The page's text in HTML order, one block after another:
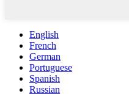
English
French
German
Portuguese
Spanish
Russian